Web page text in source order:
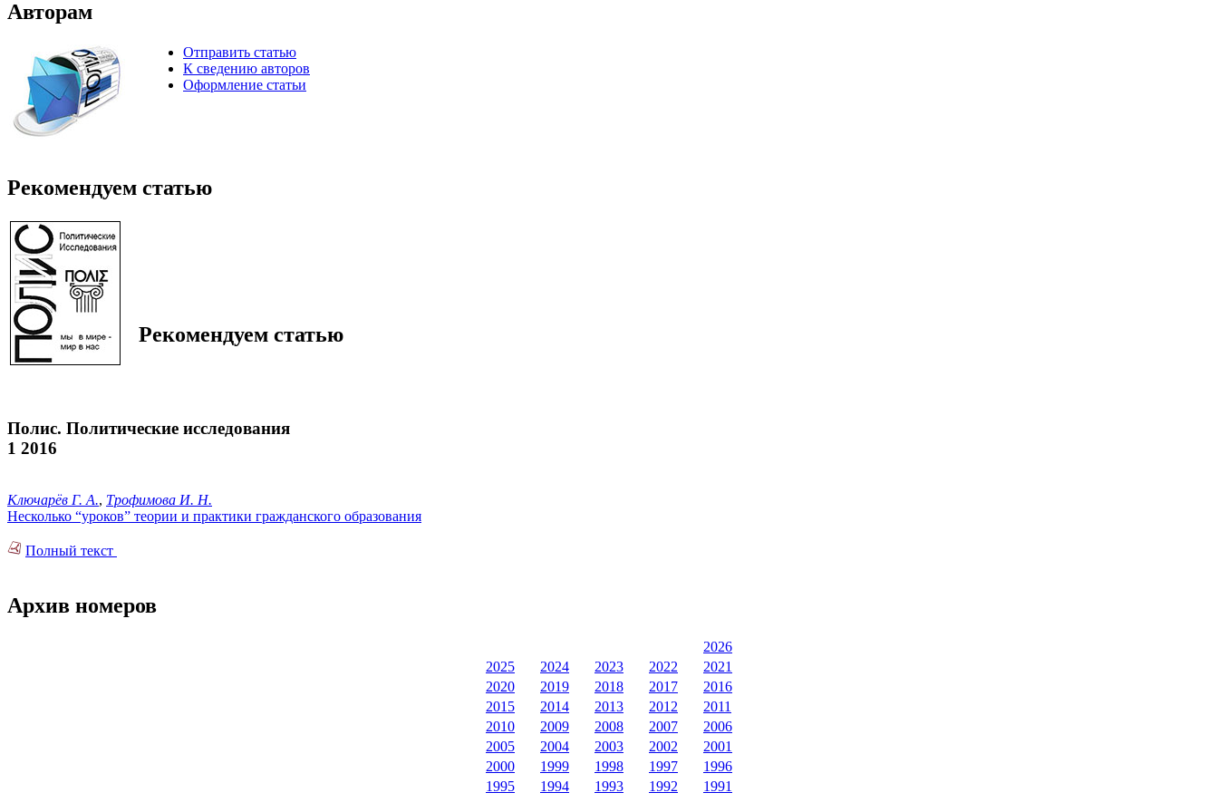
Авторам
Отправить статью
К сведению авторов
Оформление статьи
Рекомендуем статью
Рекомендуем статью
Полис. Политические исследования
1 2016
Ключарёв Г. А., Трофимова И. Н.
Несколько “уроков” теории и практики гражданского образования
Полный текст
Архив номеров
2026
2025
2024 2023 2022
2021
2020
2019 2018 2017
2016
2015
2014 2013 2012
2011
2010
2009 2008 2007
2006
2005
2004 2003 2002
2001
2000
1999 1998 1997
1996
1995
1994 1993 1992 1991